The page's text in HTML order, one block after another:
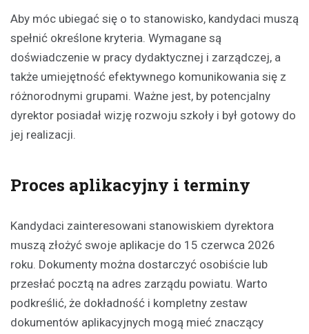
Aby móc ubiegać się o to stanowisko, kandydaci muszą
spełnić określone kryteria. Wymagane są
doświadczenie w pracy dydaktycznej i zarządczej, a
także umiejętność efektywnego komunikowania się z
różnorodnymi grupami. Ważne jest, by potencjalny
dyrektor posiadał wizję rozwoju szkoły i był gotowy do
jej realizacji.
Proces aplikacyjny i terminy
Kandydaci zainteresowani stanowiskiem dyrektora
muszą złożyć swoje aplikacje do 15 czerwca 2026
roku. Dokumenty można dostarczyć osobiście lub
przesłać pocztą na adres zarządu powiatu. Warto
podkreślić, że dokładność i kompletny zestaw
dokumentów aplikacyjnych mogą mieć znaczący